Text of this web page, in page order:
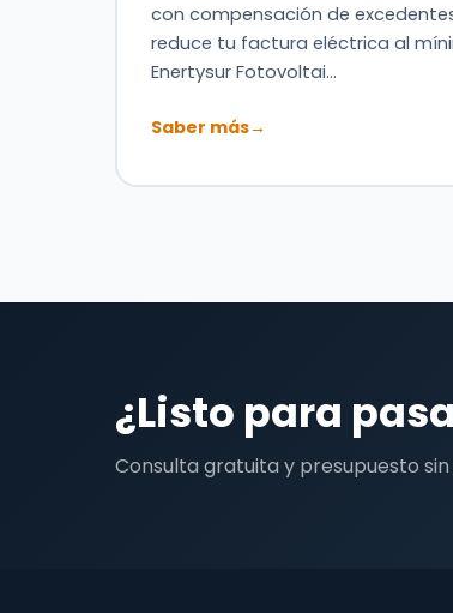
con compensación de
reduce tu factura eléctrica al
Enertysur Fotovoltai…
Saber más→
¿Listo para
Consulta gratuita y presupuesto